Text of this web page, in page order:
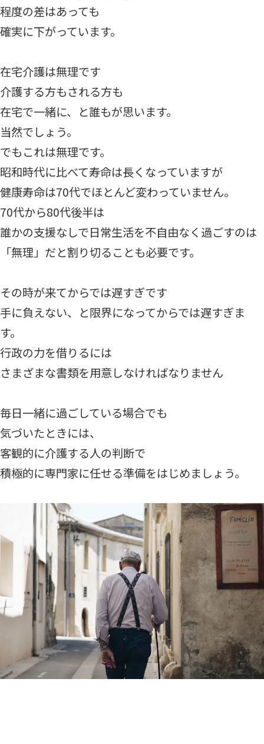
程度の差はあっても
確実に下がっています。
在宅介護は無理です
介護する方もされる方も
在宅で一緒に、と誰もが思います。
当然でしょう。
でもこれは無理です。
昭和時代に比べて寿命は長くなっていますが
健康寿命は70代でほとんど変わっていません。
70代から80代後半は
誰かの支援なしで日常生活を不自由なく過ごすのは
「無理」だと割り切ることも必要です。
その時が来てからでは遅すぎです
手に負えない、と限界になってからでは遅すぎま
す。
行政の力を借りるには
さまざまな書類を用意しなければなりません
毎日一緒に過ごしている場合でも
気づいたときには、
客観的に介護する人の判断で
積極的に専門家に任せる準備をはじめましょう。